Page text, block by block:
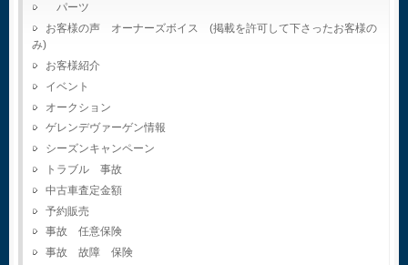
パーツ
お客様の声 オーナーズボイス (掲載を許可して下さったお客様の
み)
お客様紹介
イベント
オークション
ゲレンデヴァーゲン情報
シーズンキャンペーン
トラブル 事故
中古車査定金額
予約販売
事故 任意保険
事故 故障 保険